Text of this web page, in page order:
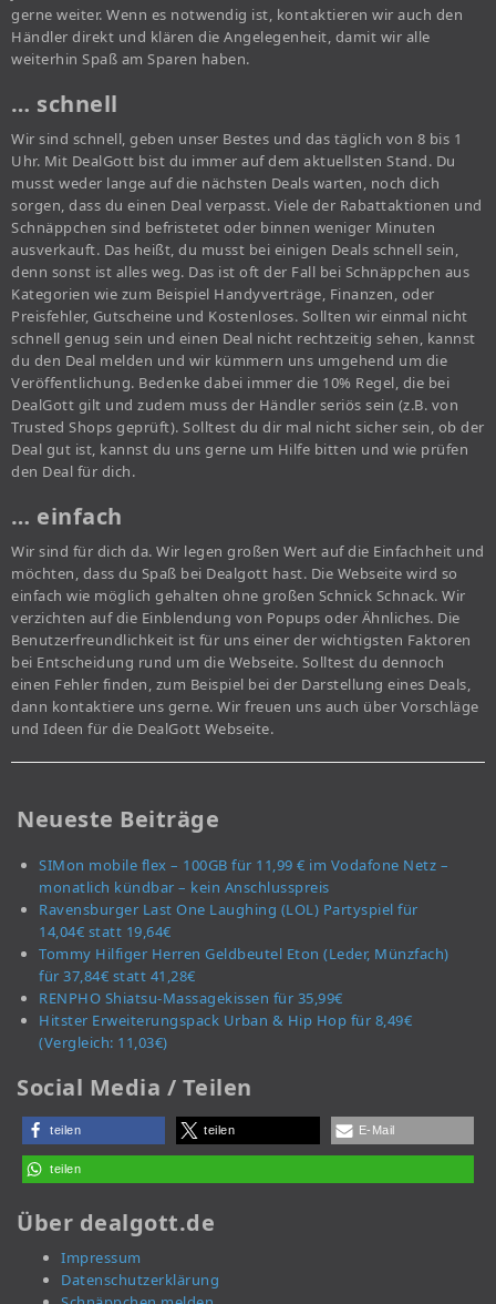
gerne weiter. Wenn es notwendig ist, kontaktieren wir auch den
Händler direkt und klären die Angelegenheit, damit wir alle
weiterhin Spaß am Sparen haben.
… schnell
Wir sind schnell, geben unser Bestes und das täglich von 8 bis 1
Uhr. Mit DealGott bist du immer auf dem aktuellsten Stand. Du
musst weder lange auf die nächsten Deals warten, noch dich
sorgen, dass du einen Deal verpasst. Viele der Rabattaktionen und
Schnäppchen sind befristetet oder binnen weniger Minuten
ausverkauft. Das heißt, du musst bei einigen Deals schnell sein,
denn sonst ist alles weg. Das ist oft der Fall bei Schnäppchen aus
Kategorien wie zum Beispiel Handyverträge, Finanzen, oder
Preisfehler, Gutscheine und Kostenloses. Sollten wir einmal nicht
schnell genug sein und einen Deal nicht rechtzeitig sehen, kannst
du den Deal melden und wir kümmern uns umgehend um die
Veröffentlichung. Bedenke dabei immer die 10% Regel, die bei
DealGott gilt und zudem muss der Händler seriös sein (z.B. von
Trusted Shops geprüft). Solltest du dir mal nicht sicher sein, ob der
Deal gut ist, kannst du uns gerne um Hilfe bitten und wie prüfen
den Deal für dich.
… einfach
Wir sind für dich da. Wir legen großen Wert auf die Einfachheit und
möchten, dass du Spaß bei Dealgott hast. Die Webseite wird so
einfach wie möglich gehalten ohne großen Schnick Schnack. Wir
verzichten auf die Einblendung von Popups oder Ähnliches. Die
Benutzerfreundlichkeit ist für uns einer der wichtigsten Faktoren
bei Entscheidung rund um die Webseite. Solltest du dennoch
einen Fehler finden, zum Beispiel bei der Darstellung eines Deals,
dann kontaktiere uns gerne. Wir freuen uns auch über Vorschläge
und Ideen für die DealGott Webseite.
Neueste Beiträge
SIMon mobile flex – 100GB für 11,99 € im Vodafone Netz –
monatlich kündbar – kein Anschlusspreis
Ravensburger Last One Laughing (LOL) Partyspiel für
14,04€ statt 19,64€
Tommy Hilfiger Herren Geldbeutel Eton (Leder, Münzfach)
für 37,84€ statt 41,28€
RENPHO Shiatsu-Massagekissen für 35,99€
Hitster Erweiterungspack Urban & Hip Hop für 8,49€
(Vergleich: 11,03€)
Social Media / Teilen
teilen teilen E-Mail
teilen
Über dealgott.de
Impressum
Datenschutzerklärung